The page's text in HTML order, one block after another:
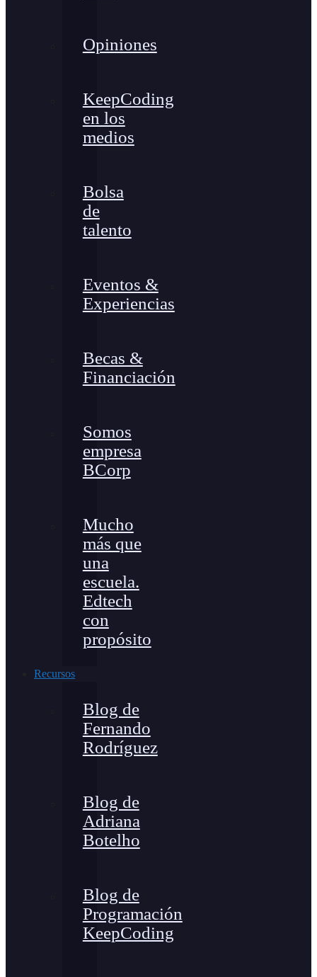
Opiniones
KeepCoding
en los
medios
Bolsa
de
talento
Eventos &
Experiencias
Becas &
Financiación
Somos
empresa
BCorp
Mucho
más que
una
escuela.
Edtech
con
propósito
Recursos
Blog de
Fernando
Rodríguez
Blog de
Adriana
Botelho
Blog de
Programación
KeepCoding